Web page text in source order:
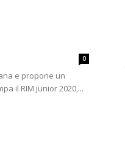
0
e propone un
il RIM junior 2020,...